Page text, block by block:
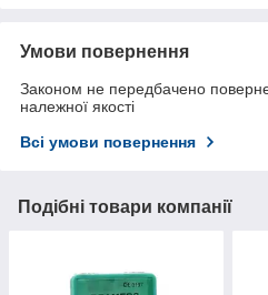
Умови повернення
Законом не передбачено
належної якості
Всі умови повернення
Подібні товари компанії